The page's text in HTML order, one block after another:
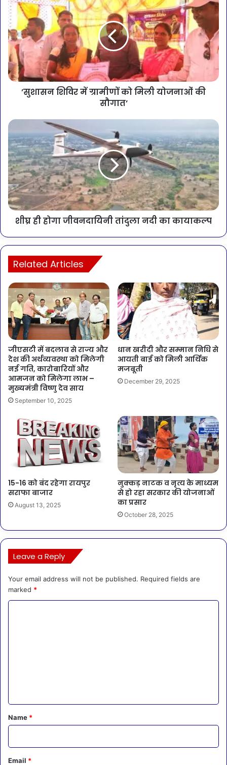
’सुशासन शिविर में ग्रामीणों को मिली योजनाओं की
सौगात’
शीघ्र ही होगा जीवनदायिनी तांदुला नदी का कायाकल्प
Related Articles
जीएसटी में बदलाव से राज्य और
देश की अर्थव्यवस्था को मिलेगी
नई गति, कारोबारियों और
आमजन को मिलेगा लाभ –
मुख्यमंत्री विष्णु देव साय
September 10, 2025
धान खरीदी और सम्मान निधि से
आयती बाई को मिली आर्थिक
मजबूती
December 29, 2025
15-16 को बंद रहेगा रायपुर
सराफा बाजार
August 13, 2025
नुक्कड़ नाटक व नृत्य के माध्यम
से हो रहा सरकार की योजनाओं
का प्रसार
October 28, 2025
Leave a Reply
Your email address will not be published. Required fields are
marked *
*
Name *
Email *